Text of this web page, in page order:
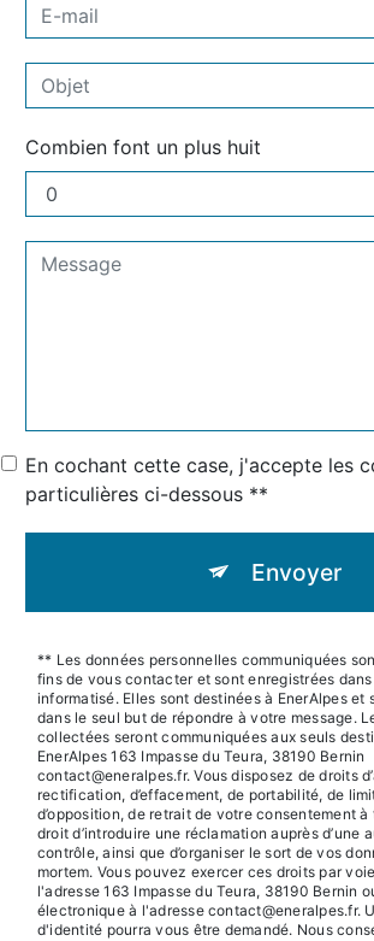
Combien font un plus huit
En cochant cette case, j'accepte les
particulières ci-dessous **
Envoyer
** Les données personnelles communiquées
fins de vous contacter et sont enregistrées
informatisé. Elles sont destinées à EnerAlpes et
dans le seul but de répondre à votre message.
collectées seront communiquées aux seuls
EnerAlpes 163 Impasse du Teura, 38190 Bernin
contact@eneralpes.fr. Vous disposez de droits
rectification, d’effacement, de portabilité, de
d’opposition, de retrait de votre consentement
droit d’introduire une réclamation auprès d’une
contrôle, ainsi que d’organiser le sort de vos
mortem. Vous pouvez exercer ces droits par
l'adresse 163 Impasse du Teura, 38190 Bernin
électronique à l'adresse contact@eneralpes.fr.
d'identité pourra vous être demandé. Nous